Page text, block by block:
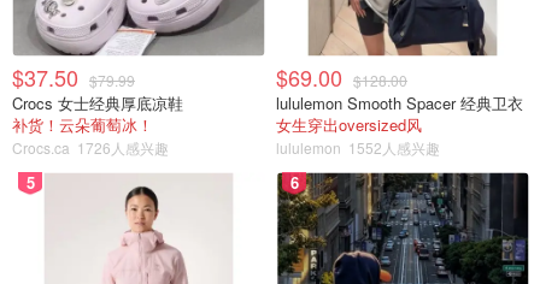
$37.50 $79.99
Crocs 女士经典厚底凉鞋
补货！云朵葡萄冰！
Crocs.ca 1726人感兴趣
$69.00 $128.00
lululemon Smooth Spacer 经典卫衣
女生穿出oversized风
lululemon 1552人感兴趣
5 6